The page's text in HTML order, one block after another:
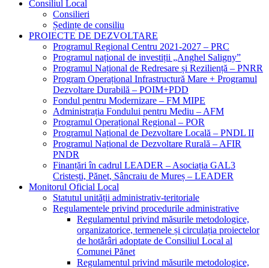
Consiliul Local
Consilieri
Ședințe de consiliu
PROIECTE DE DEZVOLTARE
Programul Regional Centru 2021-2027 – PRC
Programul național de investiții „Anghel Saligny”
Programul Național de Redresare și Reziliență – PNRR
Program Operațional Infrastructură Mare + Programul
Dezvoltare Durabilă – POIM+PDD
Fondul pentru Modernizare – FM MIPE
Administrația Fondului pentru Mediu – AFM
Programul Operațional Regional – POR
Programul Național de Dezvoltare Locală – PNDL II
Programul Național de Dezvoltare Rurală – AFIR
PNDR
Finanțări în cadrul LEADER – Asociația GAL3
Cristești, Pănet, Sâncraiu de Mureș – LEADER
Monitorul Oficial Local
Statutul unității administrativ-teritoriale
Regulamentele privind procedurile administrative
Regulamentul privind măsurile metodologice,
organizatorice, termenele și circulația proiectelor
de hotărâri adoptate de Consiliul Local al
Comunei Pănet
Regulamentul privind măsurile metodologice,